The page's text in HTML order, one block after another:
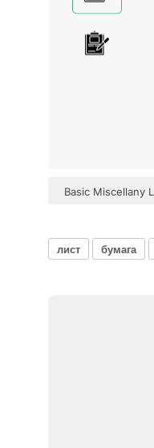
Basic Miscellany
лист бумага